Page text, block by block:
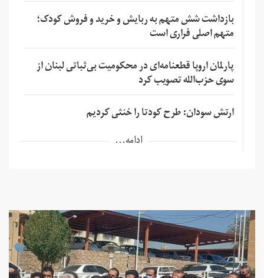
بازداشت شش متهم به ربایش و خرید و فروش کودک؛
متهم اصلی فراری است
پارلمان اروپا قطعنامه‌ای در محکومیت بی‌ثباتی لبنان از
سوی حزب‌الله تصویب کرد
ارتش سودان: طرح کودتا را خنثی کردیم
ادامه...